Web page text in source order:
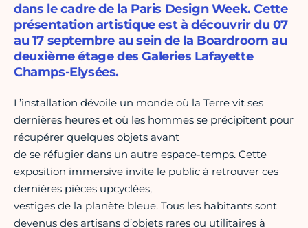
dans le cadre de la Paris Design Week. Cette
présentation artistique est à découvrir du 07
au 17 septembre au sein de la Boardroom au
deuxième étage des Galeries Lafayette
Champs-Elysées.
L’installation dévoile un monde où la Terre vit ses
dernières heures et où les hommes se précipitent pour
récupérer quelques objets avant
de se réfugier dans un autre espace-temps. Cette
exposition immersive invite le public à retrouver ces
dernières pièces upcyclées,
vestiges de la planète bleue. Tous les habitants sont
devenus des artisans d’objets rares ou utilitaires à